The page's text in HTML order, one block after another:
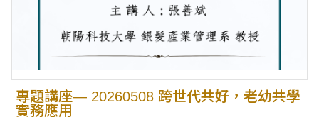
專題講座— 20260508 跨世代共好，老幼共學
實務應用